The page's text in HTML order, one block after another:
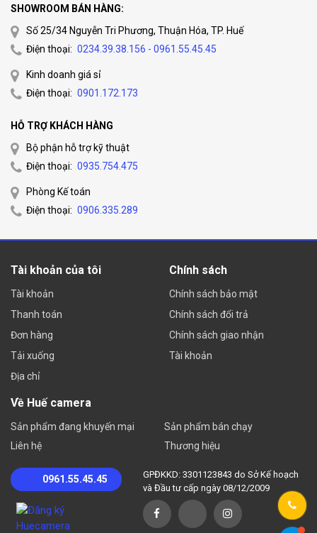
SHOWROOM BÁN HÀNG:
Số 25/34 Nguyễn Tri Phương, Thuận Hóa, TP. Huế
Điện thoại: 0234.39.38.156 - 0961.55.45.45
Kinh doanh giá sỉ
Điện thoại: 0901.172.173
HỖ TRỢ KHÁCH HÀNG
Bộ phận hỗ trợ kỹ thuật
Điện thoại: 0935.754.475
Phòng Kế toán
Điện thoại: 0906.335.289
Tài khoản của tôi
Tài khoản
Thanh toán
Đơn hàng
Tải xuống
Địa chỉ
Chính sách
Chính sách bảo mật
Chính sách đổi trả
Chính sách giao nhận
Tài khoản
Về Huế camera
Sản phẩm đang khuyến mại
Liên hệ
Sản phẩm bán chạy
Thương hiệu
0961.55.45.45
GPĐKKD: 3301123843 do Sở Kế hoạch
và Đầu tư cấp ngày 08/12/2009